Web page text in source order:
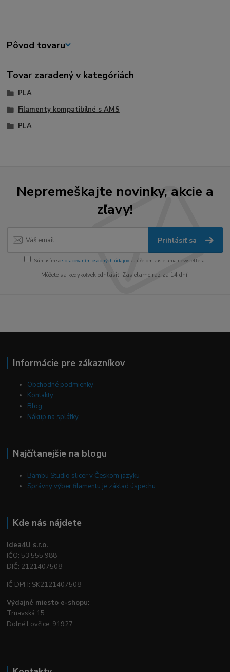
Pôvod tovaru
Tovar zaradený v kategóriách
PLA
Filamenty kompatibilné s AMS
PLA
Nepremeškajte novinky, akcie a
zľavy!
Prihlásiť sa
Súhlasím sospracovaním osobných údajov za účelom zasielania newslettera.
Môžete sa kedykoľvek odhlásiť. Zasielame raz za 14 dní.
Informácie pre zákazníkov
Obchodné podmienky
Kontakty
Blog
Nákup na splátky
Najčítanejšie na blogu
Bambu Studio slicer v Českom jazyku
Správny výber filamentu je základ úspechu
Kde nás nájdete
Idea4U s.r.o.
IČO: 53 555 988
DIČ: 2121407508
IČ DPH: SK2121407508
Výdajné miesto e-shopu:
Trnavská 15
Dolné Lovčice, 91927